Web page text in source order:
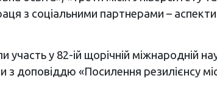
з соціальними партнерами –
участь у 82-ій щорічній міжнародній
з доповіддю «Посилення резилієнсу